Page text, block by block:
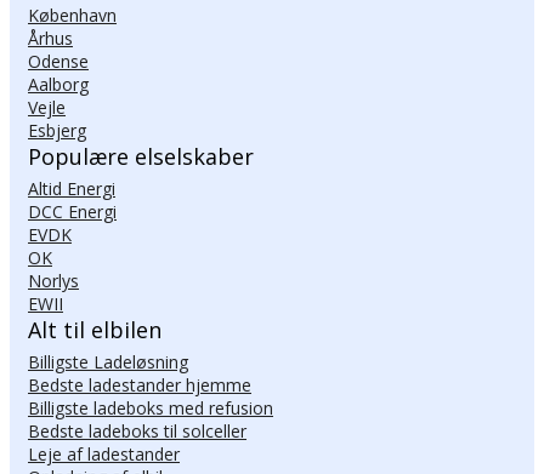
København
Århus
Odense
Aalborg
Vejle
Esbjerg
Populære elselskaber
Altid Energi
DCC Energi
EVDK
OK
Norlys
EWII
Alt til elbilen
Billigste Ladeløsning
Bedste ladestander hjemme
Billigste ladeboks med refusion
Bedste ladeboks til solceller
Leje af ladestander